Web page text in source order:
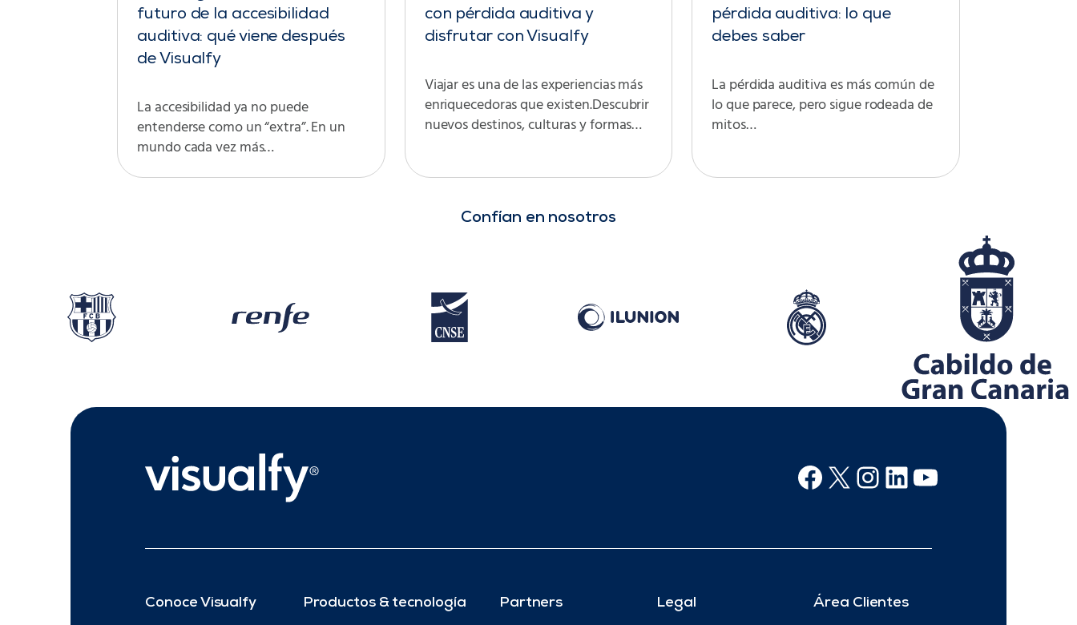
futuro de la accesibilidad
auditiva: qué viene después
de Visualfy
La accesibilidad ya no puede
entenderse como un “extra”. En un
mundo cada vez más…
con pérdida auditiva y
disfrutar con Visualfy
Viajar es una de las experiencias más
enriquecedoras que existen.Descubrir
nuevos destinos, culturas y formas…
pérdida auditiva: lo que
debes saber
La pérdida auditiva es más común de
lo que parece, pero sigue rodeada de
mitos…
Confían en nosotros
Facebook
X Instagram
Linkedin
Youtube
Conoce Visualfy Productos & tecnología Partners Legal Área Clientes